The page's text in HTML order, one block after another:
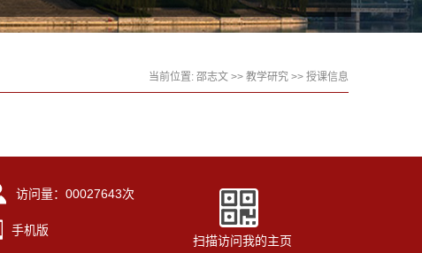
当前位置: 邵志文 >> 教学研究 >> 授课信息
访问量： 00027643次
手机版
扫描访问我的主页